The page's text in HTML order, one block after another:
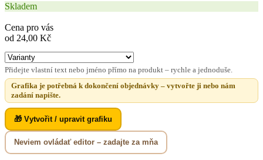
Skladem
Cena pro vás
od 24,00 Kč
Přidejte vlastní text nebo jméno přímo na produkt – rychle a jednoduše.
Grafika je potřebná k dokončení objednávky – vytvořte ji nebo nám
zadání napište.
🎁 Vytvořit / upravit grafiku
Neviem ovládať editor – zadajte za mňa